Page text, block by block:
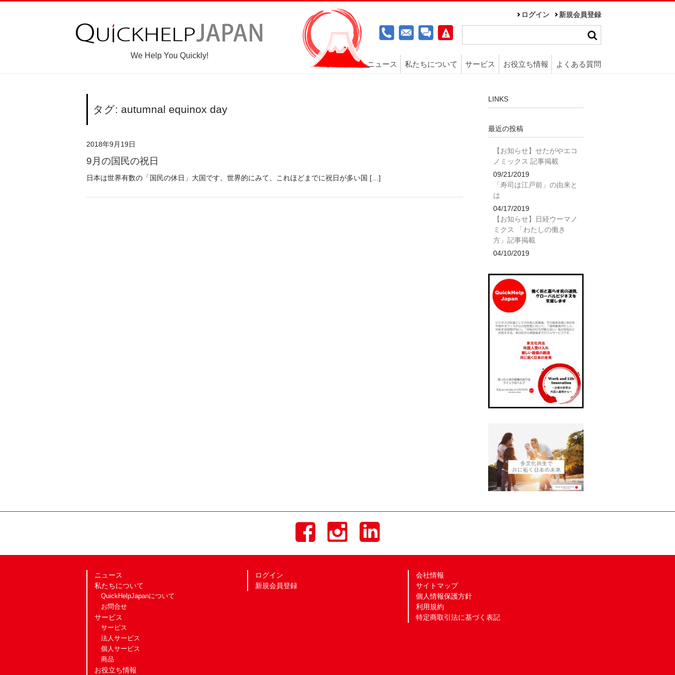
We Help You Quickly!
ログイン 新規会員登録
ニュース 私たちについて サービス お役立ち情報 よくある質問
タグ: autumnal equinox day
2018年9月19日
9月の国民の祝日
日本は世界有数の「国民の休日」大国です。世界的にみて、これほどまでに祝日が多い国 […]
LINKS
最近の投稿
【お知らせ】せたがやエコ
ノミックス 記事掲載
09/21/2019
「寿司は江戸前」の由来と
は
04/17/2019
【お知らせ】日経ウーマノ
ミクス 「わたしの働き
方」記事掲載
04/10/2019
ニュース
私たちについて
QuickHelpJapanについて
お問合せ
サービス
サービス
法人サービス
個人サービス
商品
お役立ち情報
ログイン
新規会員登録
会社情報
サイトマップ
個人情報保護方針
利用規約
特定商取引法に基づく表記